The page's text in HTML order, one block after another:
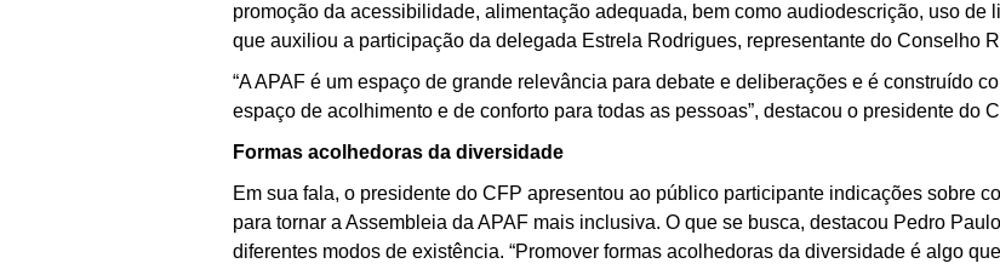
promoção da acessibilidade, alimentação adequada, bem como audiodescrição, uso de
que auxiliou a participação da delegada Estrela Rodrigues, representante do Conselho
“A APAF é um espaço de grande relevância para debate e deliberações e é construído
espaço de acolhimento e de conforto para todas as pessoas”, destacou o presidente do
Formas acolhedoras da diversidade
Em sua fala, o presidente do CFP apresentou ao público participante indicações sobre
para tornar a Assembleia da APAF mais inclusiva. O que se busca, destacou Pedro
diferentes modos de existência. “Promover formas acolhedoras da diversidade é algo